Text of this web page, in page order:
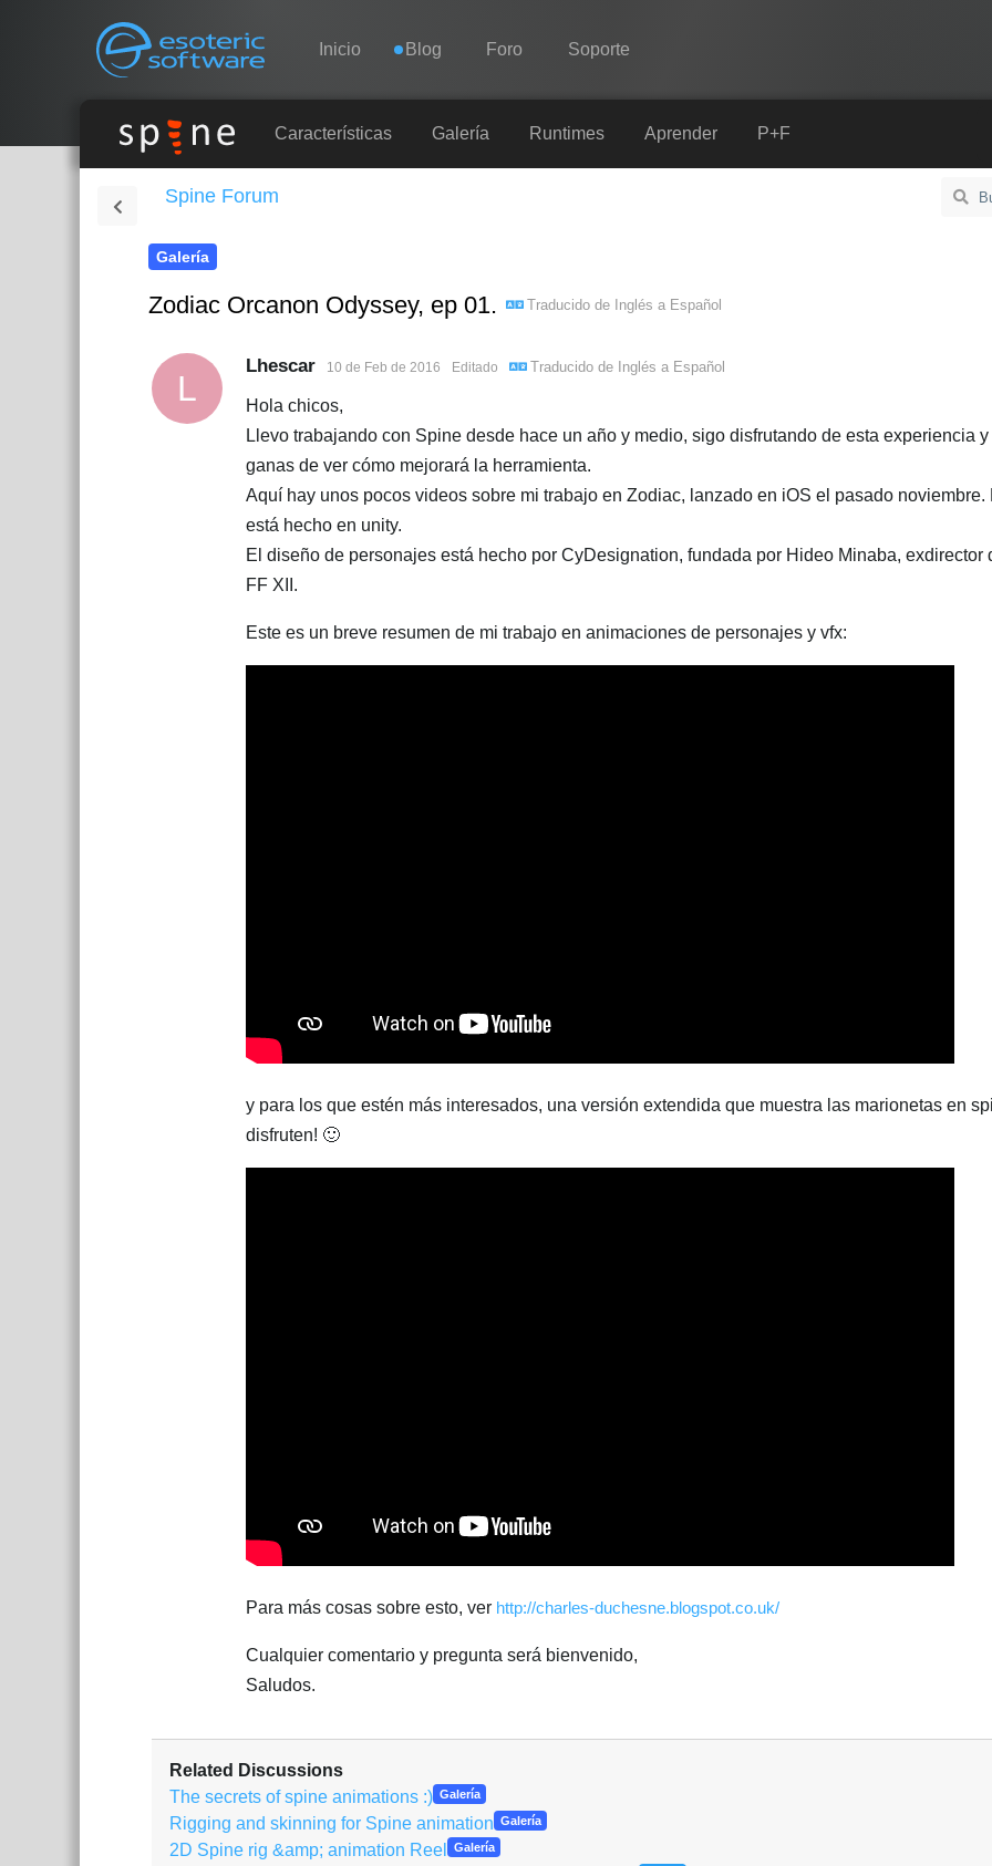
Esoteric Software
Navigation Inicio Blog Foro Soporte
Spine
Aprender
P+F
Comprar
Características Galería Runtimes Aprender P+F
Spine Forum
Galería
Zodiac Orcanon Odyssey, ep 01. Traducido de Inglés a Español
L
Lhescar 10 de Feb de 2016 Editado Traducido de Inglés a Español
Hola chicos,
Llevo trabajando con Spine desde hace un año y medio, sigo disfrutando de esta experiencia
ganas de ver cómo mejorará la herramienta.
Aquí hay unos pocos videos sobre mi trabajo en Zodiac, lanzado en iOS el pasado noviembre.
está hecho en unity.
El diseño de personajes está hecho por CyDesignation, fundada por Hideo Minaba, exdirector
FF XII.
Este es un breve resumen de mi trabajo en animaciones de personajes y vfx:
y para los que estén más interesados, una versión extendida que muestra las marionetas en
disfruten! 🙂
Para más cosas sobre esto, ver http://charles-duchesne.blogspot.co.uk/
Cualquier comentario y pregunta será bienvenido,
Saludos.
Related Discussions
The secrets of spine animations :) Galería
Rigging and skinning for Spine animation Galería
2D Spine rig &amp; animation Reel Galería